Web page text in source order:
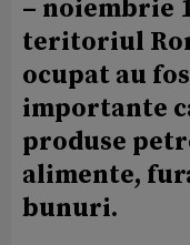
– noiembrie
teritoriul
ocupat au
importante
produse
alimente,
bunuri.